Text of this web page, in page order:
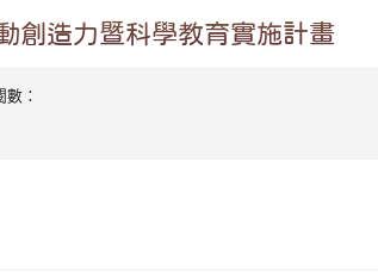
創造力暨科學教育實施計畫
：